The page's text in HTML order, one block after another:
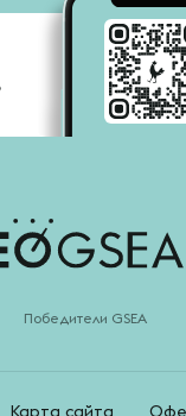
Победители GSEA
Карта сайта